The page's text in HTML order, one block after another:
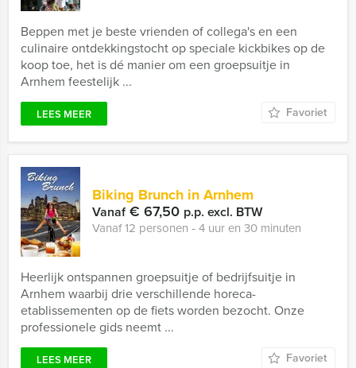
Beppen met je beste vrienden of collega's en een
culinaire ontdekkingstocht op speciale kickbikes op de
koop toe, het is dé manier om een groepsuitje in
Arnhem feestelijk ...
LEES MEER Favoriet
Biking Brunch in Arnhem
Vanaf€ 67,50 p.p. excl. BTW
Vanaf 12 personen ‐ 4 uur en 30 minuten
Heerlijk ontspannen groepsuitje of bedrijfsuitje in
Arnhem waarbij drie verschillende horeca-
etablissementen op de fiets worden bezocht. Onze
professionele gids neemt ...
LEES MEER Favoriet